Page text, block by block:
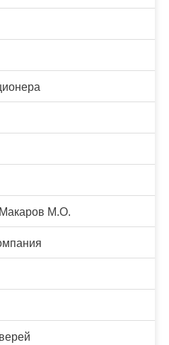
М.О.